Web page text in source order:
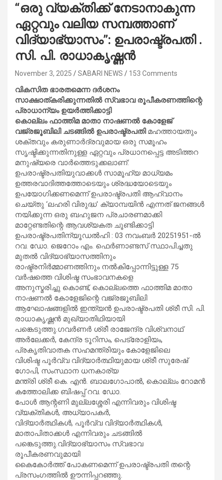
“ഒരു വ്യക്തിക്ക് നേടാനാകുന്ന
ഏറ്റവും വലിയ സമ്പത്താണ്
വിദ്യാഭ്യാസം”: ഉപരാഷ്ട്രപതി .
സി. പി. രാധാകൃഷ്ണൻ
November 3, 2025 SABARI NEWS 153 Comments
വികസിത ഭാരതമെന്ന ദർശനം
സാക്ഷാത്കരിക്കുന്നതിൽ സ്വഭാവ രൂപീകരണത്തിന്റെ
പ്രാധാന്യം ഉയർത്തിക്കാട്ടി
കൊല്ലം ഫാത്തിമ മാതാ നാഷണൽ കോളേജ്
വജ്രജൂബിലി ചടങ്ങിൽ ഉപരാഷ്ട്രപതിമഹത്തായതും
ശക്തവും കരുണാർദ്രവുമായ ഒരു സമൂഹം
സൃഷ്ടിക്കുന്നതിനുള്ള ഏറ്റവും പ്രധാനപ്പെട്ട അടിത്തറ
മനുഷ്യരെ വാർത്തെടുക്കലാണ്:
ഉപരാഷ്ട്രപതിയുവാക്കൾ സാമൂഹ്യ മാധ്യമം
ഉത്തരവാദിത്തത്തോടെയും ശ്രദ്ധയോടെയും
ഉപയോഗിക്കണമെന്ന് ഉപരാഷ്ട്രപതി ആഹ്വാനം
ചെയ്തു ‘ലഹരി വിരുദ്ധ’ ക്യാമ്പയിൻ എന്നത് ജനങ്ങൾ
നയിക്കുന്ന ഒരു ബഹുജന പ്രചാരണമാക്കി
മാറ്റേണ്ടതിന്റെ ആവശ്യകത ചൂണ്ടിക്കാട്ടി
ഉപരാഷ്ട്രപതിന്യൂഡൽഹി : 03 നവംബർ 20251951-ൽ
റവ. ഡോ. ജെറോം എം. ഫെർണാണ്ടസ് സ്ഥാപിച്ചതു
മുതൽ വിദ്യാഭ്യാസത്തിനും
രാഷ്ട്രനിർമ്മാണത്തിനും നൽകിപ്പോന്നിട്ടുള്ള 75
വർഷത്തെ വിശിഷ്ട സംഭാവനകളെ
അനുസ്മരിച്ചു കൊണ്ട്, കൊല്ലത്തെ ഫാത്തിമ മാതാ
നാഷണൽ കോളേജിന്റെ വജ്രജൂബിലി
ആഘോഷങ്ങളിൽ ഇന്ത്യൻ ഉപരാഷ്ട്രപതി ശ്രീ സി. പി.
രാധാകൃഷ്ണൻ മുഖ്യാതിഥിയായി
പങ്കെടുത്തു.ഗവർണർ ശ്രീ രാജേന്ദ്ര വിശ്വനാഥ്
അർലേക്കർ, കേന്ദ്ര ടൂറിസം, പെട്രോളിയം,
പ്രകൃതിവാതക സഹമന്ത്രിയും കോളേജിലെ
വിശിഷ്ട പൂർവ്വ വിദ്യാർത്ഥിയുമായ ശ്രീ സുരേഷ്
ഗോപി, സംസ്ഥാന ധനകാര്യ
മന്ത്രി ശ്രീ കെ. എൻ. ബാലഗോപാൽ, കൊല്ലം റോമൻ
കത്തോലിക്ക ബിഷപ്പ് റവ. ഡോ.
പോൾ ആന്റണി മുല്ലശ്ശേരി എന്നിവരും വിശിഷ്ട
വ്യക്തികൾ, അധ്യാപകർ,
വിദ്യാർത്ഥികൾ, പൂർവ്വ വിദ്യാർത്ഥികൾ,
മാതാപിതാക്കൾ എന്നിവരും ചടങ്ങിൽ
പങ്കെടുത്തു.വിദ്യാഭ്യാസം സ്വഭാവ
രൂപീകരണവുമായി
കൈകോർത്ത് പോകണമെന്ന് ഉപരാഷ്ട്രപതി തന്റെ
പ്രസംഗത്തിൽ ഊന്നിപ്പറഞ്ഞു.